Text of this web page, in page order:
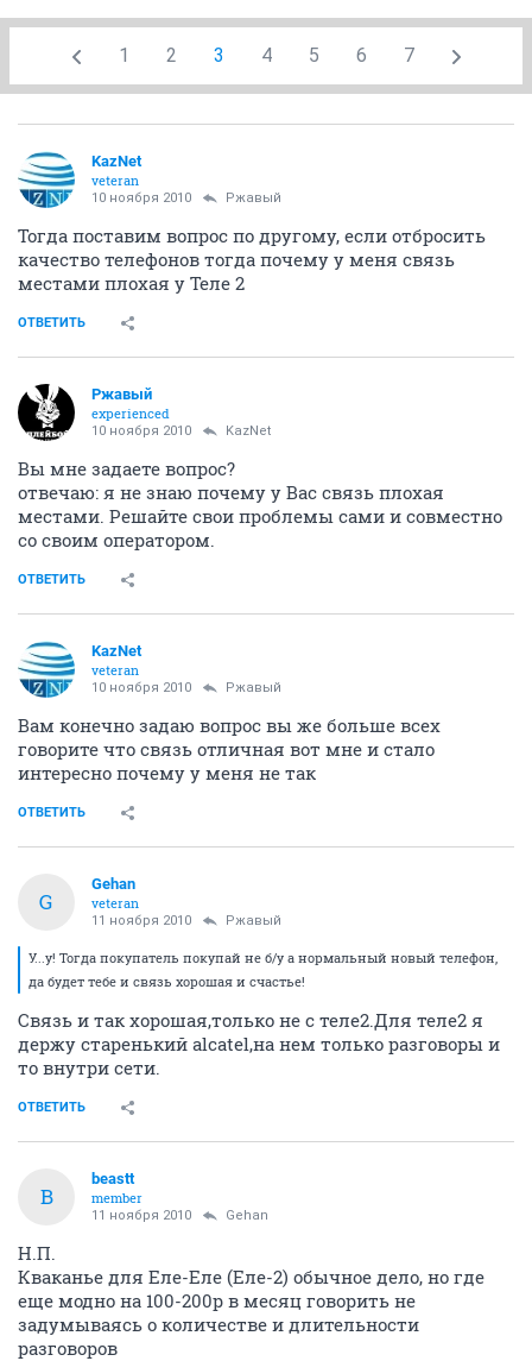
1 2 3 4 5 6 7
KazNet
veteran
10 ноября 2010 Ржавый
Тогда поставим вопрос по другому, если отбросить
качество телефонов тогда почему у меня связь
местами плохая у Теле 2
ОТВЕТИТЬ
Ржавый
experienced
10 ноября 2010 KazNet
Вы мне задаете вопрос?
отвечаю: я не знаю почему у Вас связь плохая
местами. Решайте свои проблемы сами и совместно
со своим оператором.
ОТВЕТИТЬ
KazNet
veteran
10 ноября 2010 Ржавый
Вам конечно задаю вопрос вы же больше всех
говорите что связь отличная вот мне и стало
интересно почему у меня не так
ОТВЕТИТЬ
G
Gehan
veteran
11 ноября 2010 Ржавый
У...у! Тогда покупатель покупай не б/у а нормальный новый телефон,
да будет тебе и связь хорошая и счастье!
Связь и так хорошая,только не с теле2.Для теле2 я
держу старенький alcatel,на нем только разговоры и
то внутри сети.
ОТВЕТИТЬ
B
beastt
member
11 ноября 2010 Gehan
Н.П.
Кваканье для Еле-Еле (Еле-2) обычное дело, но где
еще модно на 100-200р в месяц говорить не
задумываясь о количестве и длительности
разговоров